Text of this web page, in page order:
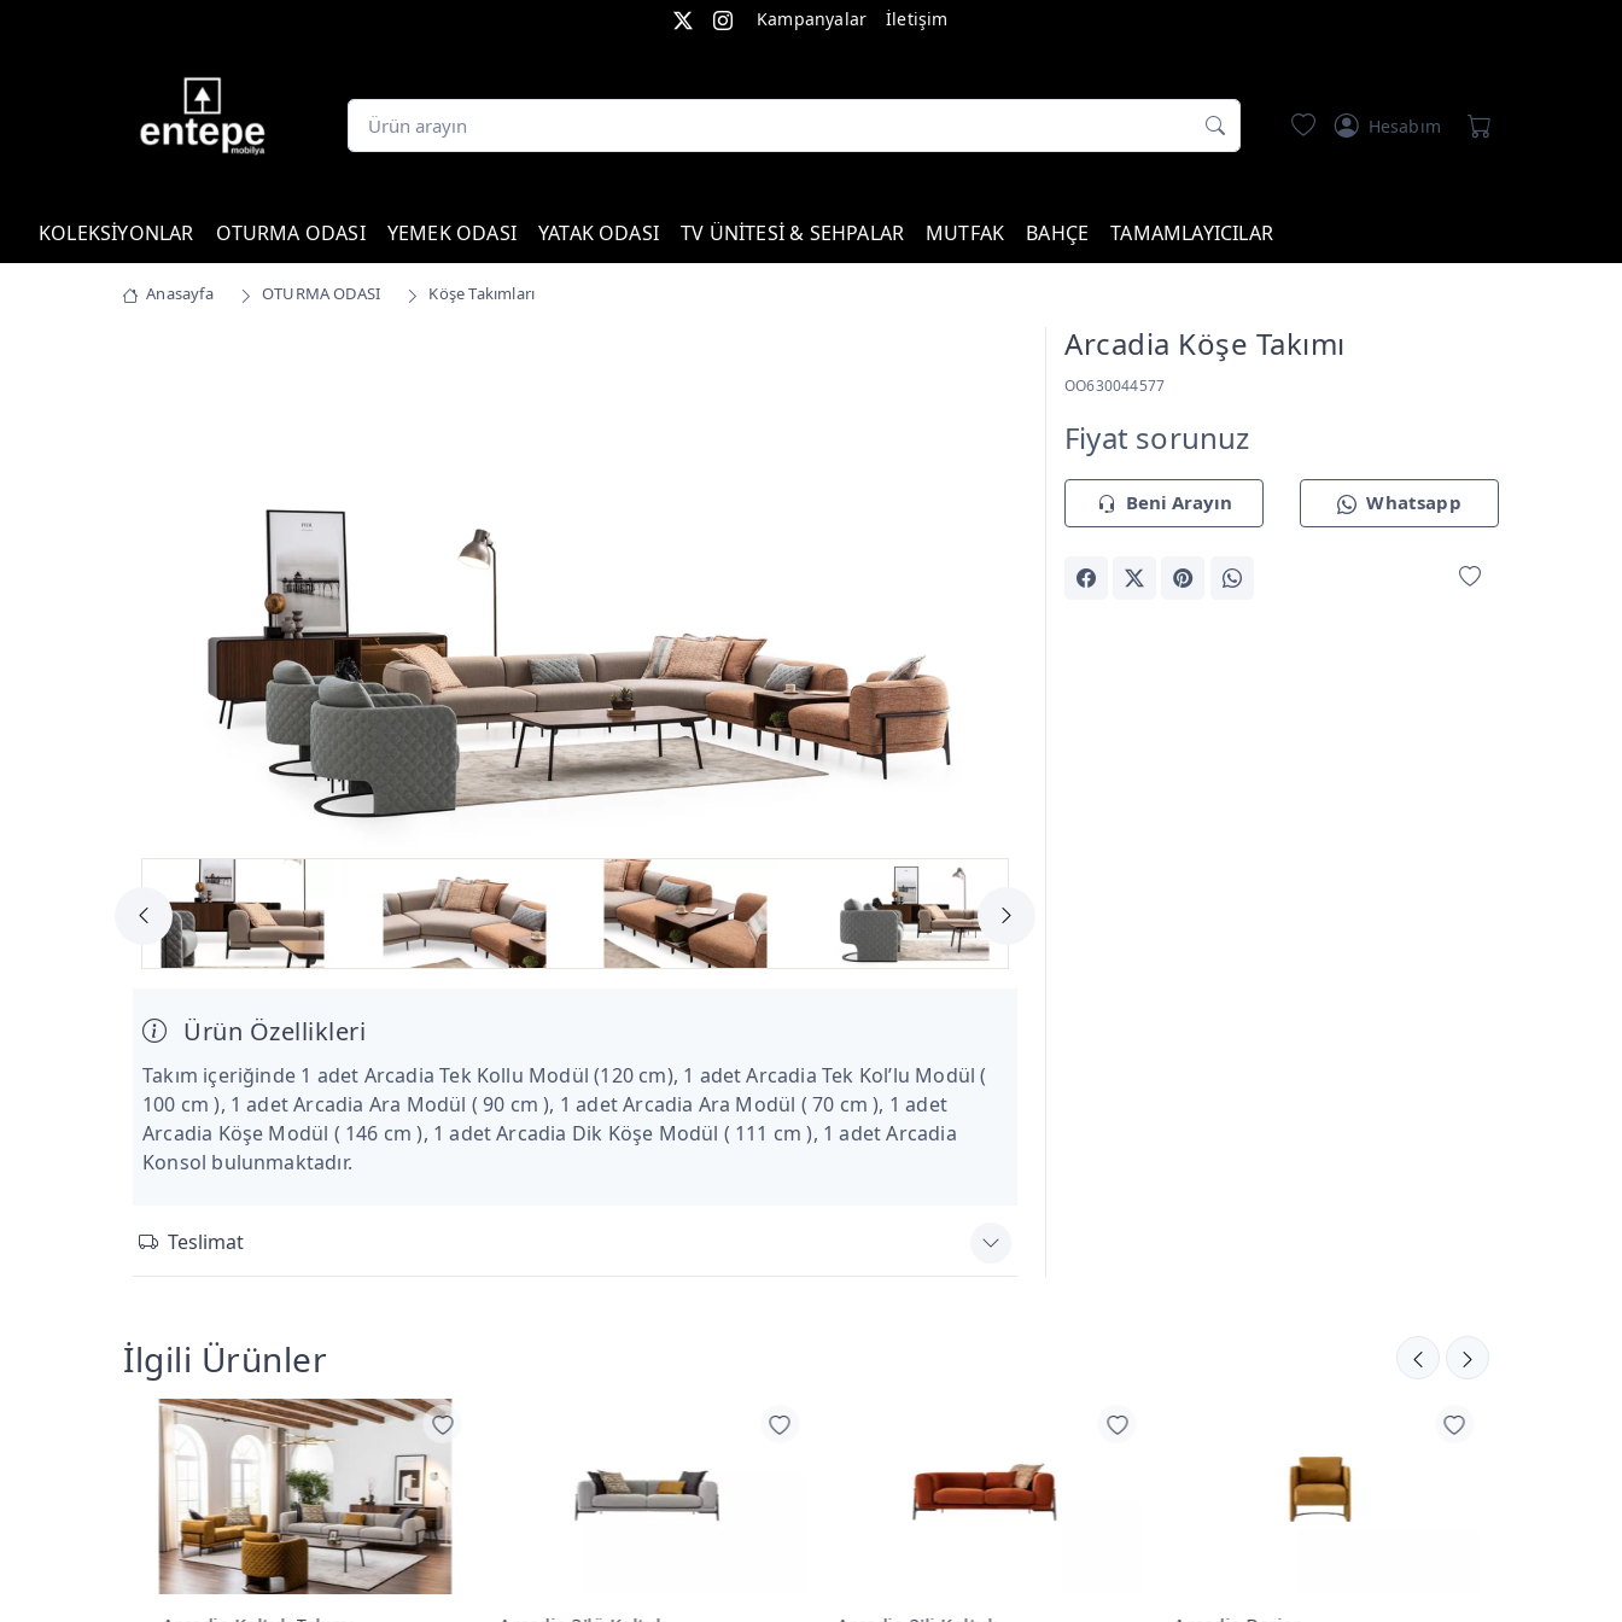
Kampanyalar İletişim
Hesabım
KOLEKSİYONLAR OTURMA ODASI YEMEK ODASI YATAK ODASI TV ÜNİTESİ & SEHPALAR MUTFAK BAHÇE TAMAMLAYICILAR
Anasayfa OTURMA ODASI Köşe Takımları
Arcadia Köşe Takımı
OO630044577
Fiyat sorunuz
Beni Arayın Whatsapp
Ürün Özellikleri
Takım içeriğinde 1 adet Arcadia Tek Kollu Modül (120 cm), 1 adet Arcadia Tek Kol’lu Modül (
100 cm ), 1 adet Arcadia Ara Modül ( 90 cm ), 1 adet Arcadia Ara Modül ( 70 cm ), 1 adet
Arcadia Köşe Modül ( 146 cm ), 1 adet Arcadia Dik Köşe Modül ( 111 cm ), 1 adet Arcadia
Konsol bulunmaktadır.
Teslimat
İlgili Ürünler